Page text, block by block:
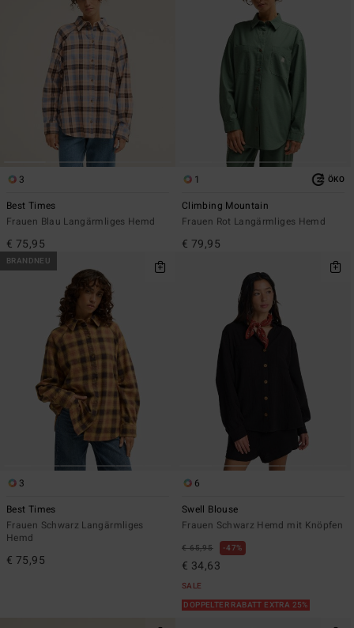
3
Best Times
Frauen Blau Langärmliges Hemd
€ 75,95
1 ÖKO
Climbing Mountain
Frauen Rot Langärmliges Hemd
€ 79,95
BRANDNEU
3
Best Times
Frauen Schwarz Langärmliges
Hemd
€ 75,95
6
Swell Blouse
Frauen Schwarz Hemd mit Knöpfen
€ 65,95 47%
€ 34,63
SALE
DOPPELTER RABATT EXTRA 25%